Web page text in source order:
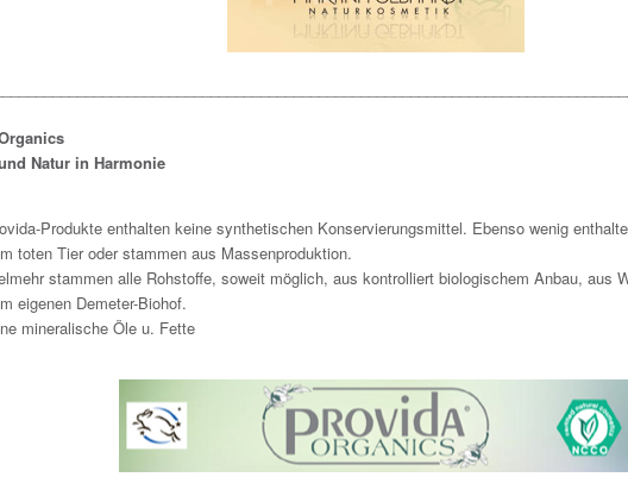
Natur in Harmonie
Produkte enthalten keine synthetischen Konservierungsmittel. Ebenso wenig
toten Tier oder stammen aus Massenproduktion.
stammen alle Rohstoffe, soweit möglich, aus kontrolliert biologischem Anbau, aus
eigenen Demeter-Biohof.
mineralische Öle u. Fette